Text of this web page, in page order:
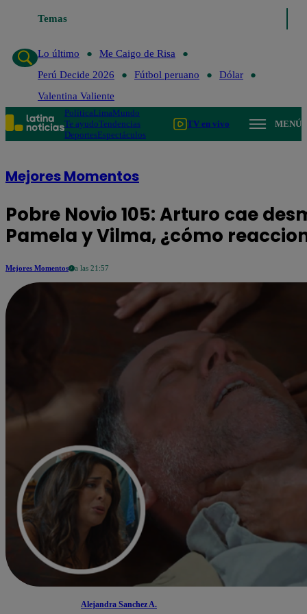
Temas
Lo último
Me Caigo de Risa
Perú Decide 2026
Fútbol peruano
Dólar
Valentina Valiente
PolíticaLimaMundo
Te ayudoTendencias
DeportesEspectáculos
TV en vivo MENÚ
Mejores Momentos
Pobre Novio 105: Arturo cae
Pamela y Vilma, ¿cómo
Mejores Momentos a las 21:57
Alejandra Sanchez A.